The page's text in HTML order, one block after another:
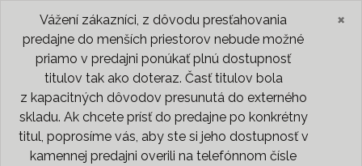
Vážení zákazníci, z dôvodu presťahovania
predajne do menších priestorov nebude možné
priamo v predajni ponúkať plnú dostupnosť
titulov tak ako doteraz. Časť titulov bola
z kapacitných dôvodov presunutá do externého
skladu. Ak chcete prísť do predajne po konkrétny
titul, poprosíme vás, aby ste si jeho dostupnosť v
kamennej predajni overili na telefónnom čísle
×